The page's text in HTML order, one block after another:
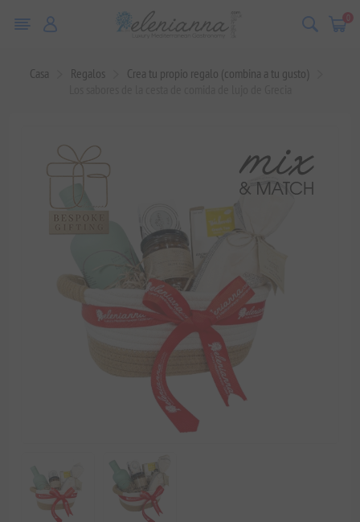
0
Casa Regalos
Crea tu propio regalo (combina a tu gusto)